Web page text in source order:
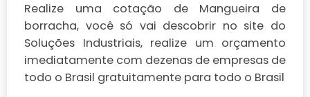
Realize uma cotação de Mangueira de
borracha, você só vai descobrir no site do
Soluções Industriais, realize um orçamento
imediatamente com dezenas de empresas de
todo o Brasil gratuitamente para todo o Brasil